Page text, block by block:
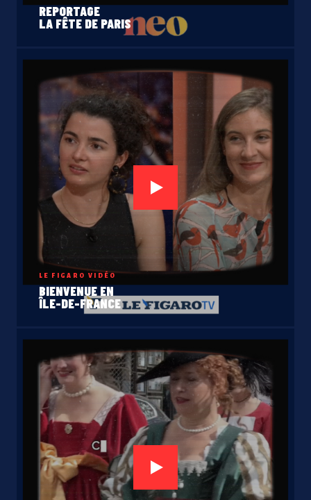
REPORTAGE
LA FÊTE DE PARIS
LE FIGARO VIDÉO
BIENVENUE EN
ÎLE-DE-FRANCE